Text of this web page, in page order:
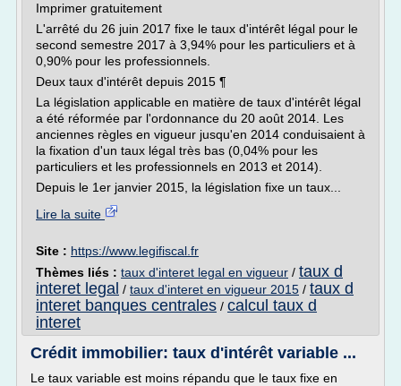
Imprimer gratuitement
L'arrêté du 26 juin 2017 fixe le taux d'intérêt légal pour le
second semestre 2017 à 3,94% pour les particuliers et à
0,90% pour les professionnels.
Deux taux d'intérêt depuis 2015 ¶
La législation applicable en matière de taux d'intérêt légal
a été réformée par l'ordonnance du 20 août 2014. Les
anciennes règles en vigueur jusqu'en 2014 conduisaient à
la fixation d'un taux légal très bas (0,04% pour les
particuliers et les professionnels en 2013 et 2014).
Depuis le 1er janvier 2015, la législation fixe un taux...
Lire la suite
Site : https://www.legifiscal.fr
Thèmes liés : taux d'interet legal en vigueur / taux d
interet legal / taux d'interet en vigueur 2015 / taux d
interet banques centrales / calcul taux d
interet
Crédit immobilier: taux d'intérêt variable ...
Le taux variable est moins répandu que le taux fixe en